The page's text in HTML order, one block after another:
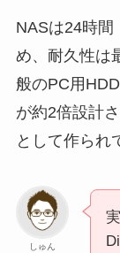
NASは24時間
め、耐久性は
般のPC用
が約2倍設計
として作られ
しゅん